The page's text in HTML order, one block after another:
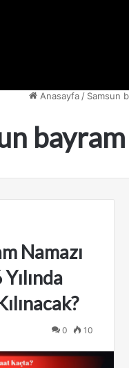
Anasayfa / Samsun
Namazı
0 10